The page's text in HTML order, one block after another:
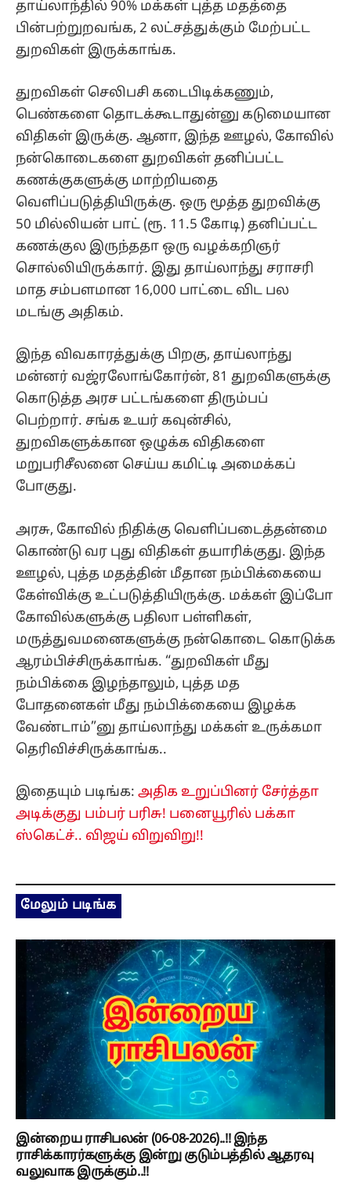
தாய்லாந்தில் 90% மக்கள் புத்த மதத்தை
பின்பற்றுறவங்க, 2 லட்சத்துக்கும் மேற்பட்ட
துறவிகள் இருக்காங்க.
துறவிகள் செலிபசி கடைபிடிக்கணும்,
பெண்களை தொடக்கூடாதுன்னு கடுமையான
விதிகள் இருக்கு. ஆனா, இந்த ஊழல், கோவில்
நன்கொடைகளை துறவிகள் தனிப்பட்ட
கணக்குகளுக்கு மாற்றியதை
வெளிப்படுத்தியிருக்கு. ஒரு மூத்த துறவிக்கு
50 மில்லியன் பாட் (ரூ. 11.5 கோடி) தனிப்பட்ட
கணக்குல இருந்ததா ஒரு வழக்கறிஞர்
சொல்லியிருக்கார். இது தாய்லாந்து சராசரி
மாத சம்பளமான 16,000 பாட்டை விட பல
மடங்கு அதிகம்.
இந்த விவகாரத்துக்கு பிறகு, தாய்லாந்து
மன்னர் வஜ்ரலோங்கோர்ன், 81 துறவிகளுக்கு
கொடுத்த அரச பட்டங்களை திரும்பப்
பெற்றார். சங்க உயர் கவுன்சில்,
துறவிகளுக்கான ஒழுக்க விதிகளை
மறுபரிசீலனை செய்ய கமிட்டி அமைக்கப்
போகுது.
அரசு, கோவில் நிதிக்கு வெளிப்படைத்தன்மை
கொண்டு வர புது விதிகள் தயாரிக்குது. இந்த
ஊழல், புத்த மதத்தின் மீதான நம்பிக்கையை
கேள்விக்கு உட்படுத்தியிருக்கு. மக்கள் இப்போ
கோவில்களுக்கு பதிலா பள்ளிகள்,
மருத்துவமனைகளுக்கு நன்கொடை கொடுக்க
ஆரம்பிச்சிருக்காங்க. “துறவிகள் மீது
நம்பிக்கை இழந்தாலும், புத்த மத
போதனைகள் மீது நம்பிக்கையை இழக்க
வேண்டாம்”னு தாய்லாந்து மக்கள் உருக்கமா
தெரிவிச்சிருக்காங்க..
இதையும் படிங்க: அதிக உறுப்பினர் சேர்த்தா
அடிக்குது பம்பர் பரிசு! பனையூரில் பக்கா
ஸ்கெட்ச்.. விஜய் விறுவிறு!!
மேலும் படிங்க
இன்றைய ராசிபலன் (06-08-2026)..!! இந்த
ராசிக்காரர்களுக்கு இன்று குடும்பத்தில் ஆதரவு
வலுவாக இருக்கும்..!!